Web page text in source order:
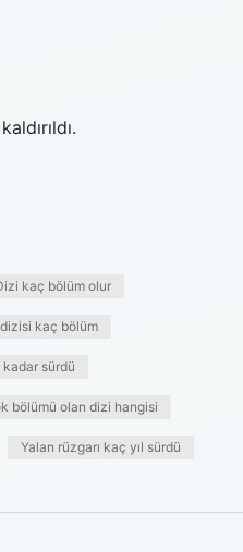
kaç bölüm olur
kaç bölüm
sürdü
bölümü olan dizi hangisi
Yalan rüzgarı kaç yıl sürdü